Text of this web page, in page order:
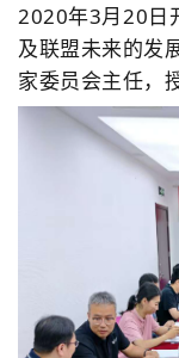
2020年3月20日
及联盟未来的发
家委员会主任，